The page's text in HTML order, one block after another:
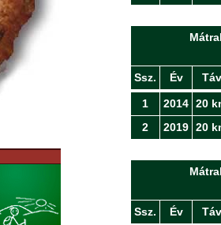
Ssz. Év Táv
1 2014 20
2
2019 20
Ssz. Év Táv